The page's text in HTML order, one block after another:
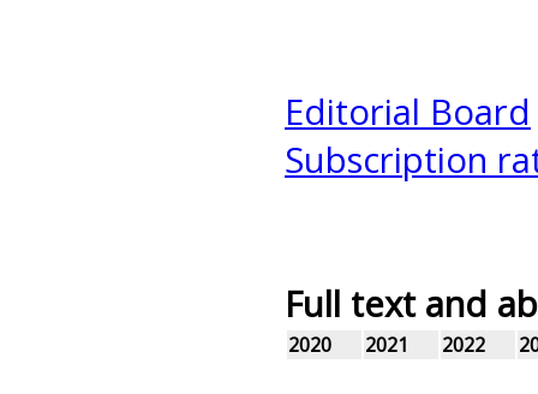
Editorial Board
Subscription
Full text and
2020 2021 2022